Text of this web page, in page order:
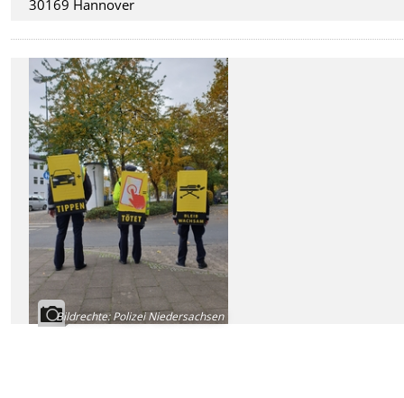
30169 Hannover
Bildrechte:Polizei Niedersachsen